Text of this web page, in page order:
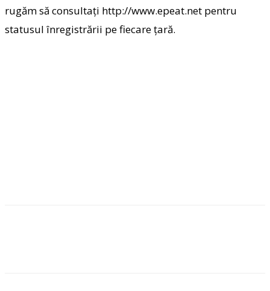
rugăm să consultați http://www.epeat.net pentru
statusul înregistrării pe fiecare țară.